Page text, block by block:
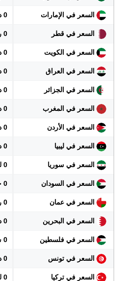
السعر في الإمارات 0 درهم
السعر في قطر 0 ريال
السعر في الكويت 0 دينار
السعر في العراق 0 دينار
السعر في الجزائر 0 دينار
السعر في المغرب 0 درهم
السعر في الأردن 0 دينار
السعر في ليبيا 0 دينار
السعر في سوريا 0 ليرة
السعر في السودان 0 جنيه
السعر في عمان 0 ريال
السعر في البحرين 0 دينار
السعر في فلسطين 0 شيكل
السعر في تونس 0 دينار
السعر في تركيا 0 ليرة